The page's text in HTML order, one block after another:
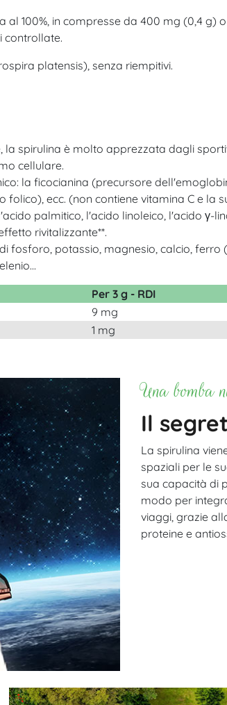
100%, in compresse da 400 mg (0,4 g)
controllate.
platensis), senza riempitivi.
spirulina è molto apprezzata dagli
cellulare.
la ficocianina (precursore
folico), ecc. (non contiene vitamina C e la
palmitico, l'acido linoleico, l'acido γ-
rivitalizzante**.
fosforo, potassio, magnesio, calcio, ferro
Per 3 g - RDI
9 mg
1 mg
Una bomba
Il
La spirulina
spaziali per le
sua capacità di
modo per
viaggi, grazie
proteine e